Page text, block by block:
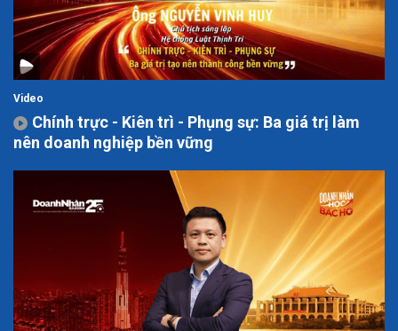
Video
Chính trực - Kiên trì - Phụng sự: Ba giá trị làm
nên doanh nghiệp bền vững